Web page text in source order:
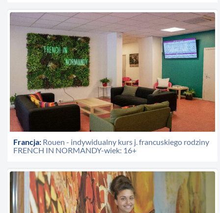
Francja: Rouen - indywidualny kurs j. francuskiego rodziny
FRENCH IN NORMANDY-wiek: 16+